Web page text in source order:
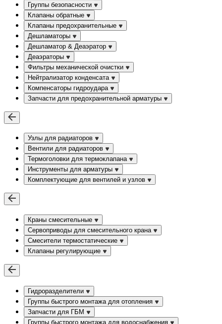
Группы безопасности
Клапаны обратные
Клапаны предохранительные
Дешламаторы
Дешламатор & Деаэратор
Деаэраторы
Фильтры механической очистки
Нейтрализатор конденсата
Компенсаторы гидроудара
Запчасти для предохранительной арматуры
Узлы для радиаторов
Вентили для радиаторов
Термоголовки для термоклапана
Инструменты для арматуры
Комплектующие для вентилей и узлов
Краны смесительные
Сервоприводы для смесительного крана
Смесители термостатические
Клапаны регулирующие
Гидроразделители
Группы быстрого монтажа для отопления
Запчасти для ГБМ
Группы быстрого монтажа для водоснабжения